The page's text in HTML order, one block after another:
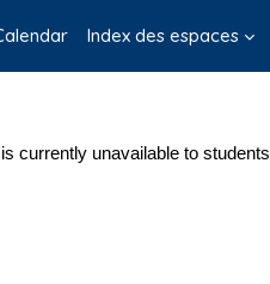
Index des espaces
currently unavailable to students